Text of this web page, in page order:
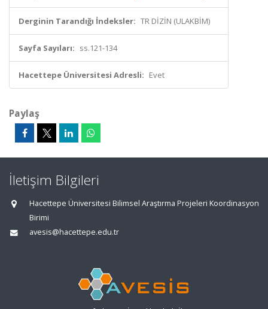
Derginin Tarandığı İndeksler: TR DİZİN (ULAKBİM)
Sayfa Sayıları: ss.121-134
Hacettepe Üniversitesi Adresli: Evet
Paylaş
İletişim Bilgileri
Hacettepe Üniversitesi Bilimsel Araştırma Projeleri Koordinasyon
Birimi
avesis@hacettepe.edu.tr